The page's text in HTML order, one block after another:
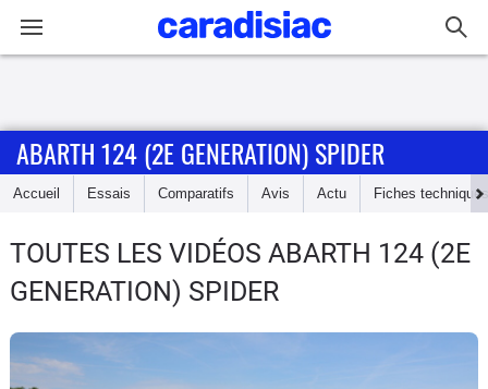
Accueil
Essais
ABARTH 124 (2E GENERATION) SPIDER
Accueil Essais Comparatifs Avis Actu Fiches techniques
TOUTES LES VIDÉOS ABARTH 124 (2E
GENERATION) SPIDER